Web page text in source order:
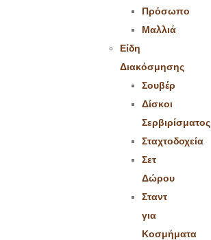
Πρόσωπο
Μαλλιά
Είδη
Διακόσμησης
Σουβέρ
Δίσκοι
Σερβιρίσματος
Σταχτοδοχεία
Σετ
Δώρου
Σταντ
για
Κοσμήματα